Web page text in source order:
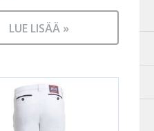
LUE LISÄÄ »